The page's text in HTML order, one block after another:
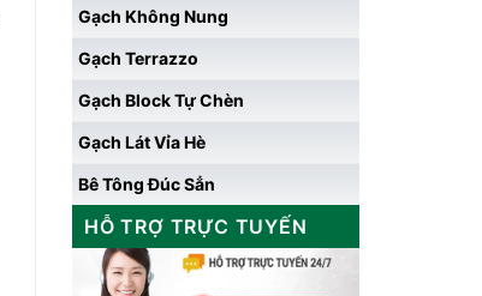
Gạch Không Nung
Gạch Terrazzo
Gạch Block Tự Chèn
Gạch Lát Vỉa Hè
Bê Tông Đúc Sẳn
HỖ TRỢ TRỰC TUYẾN